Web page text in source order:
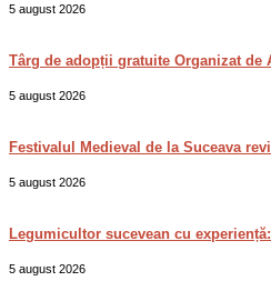
5 august 2026
Târg de adopții gratuite Organizat de
5 august 2026
Festivalul Medieval de la Suceava
5 august 2026
Legumicultor sucevean cu
5 august 2026